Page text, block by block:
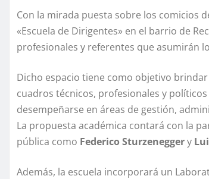
Con la mirada puesta sobre los comicios
«Escuela de Dirigentes» en el barrio de
profesionales y referentes que asumirán
Dicho espacio tiene como objetivo
cuadros técnicos, profesionales y
desempeñarse en áreas de gestión,
La propuesta académica contará con la
pública como Federico Sturzeneggery
Además, la escuela incorporará un